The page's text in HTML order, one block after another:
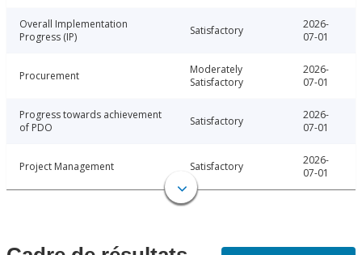
Overall Implementation
Progress (IP)
Satisfactory
2026-
07-01
Procurement
Moderately
Satisfactory
2026-
07-01
Progress towards achievement
of PDO
Satisfactory
2026-
07-01
Project Management Satisfactory
2026-
07-01